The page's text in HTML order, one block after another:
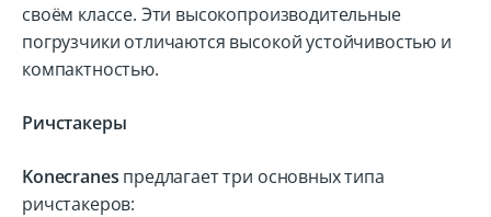
своём классе. Эти высокопроизводительные
погрузчики отличаются высокой устойчивостью и
компактностью.
Ричстакеры
Konecranes предлагает три основных типа
ричстакеров: